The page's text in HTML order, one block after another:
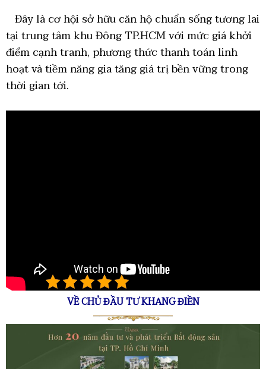
Đây là cơ hội sở hữu căn hộ chuẩn sống tương lai
tại trung tâm khu Đông TP.HCM với mức giá khởi
điểm cạnh tranh, phương thức thanh toán linh
hoạt và tiềm năng gia tăng giá trị bền vững trong
thời gian tới.
VỀ CHỦ ĐẦU TƯ KHANG ĐIỀN